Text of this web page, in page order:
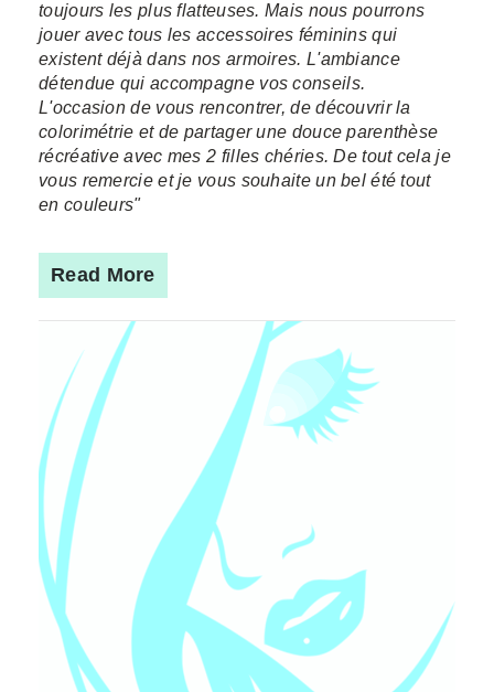
toujours les plus flatteuses. Mais nous pourrons
jouer avec tous les accessoires féminins qui
existent déjà dans nos armoires. L'ambiance
détendue qui accompagne vos conseils.
L'occasion de vous rencontrer, de découvrir la
colorimétrie et de partager une douce parenthèse
récréative avec mes 2 filles chéries. De tout cela je
vous remercie et je vous souhaite un bel été tout
en couleurs"
Read More